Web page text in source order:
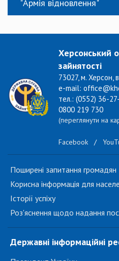
"Армія відновлення"
Херсонський
зайнятості
73027, м. Херсон,
e-mail:
тел.: (0552) 36-
0800 219 730
(переглянути на
Facebook /
Поширені запитання громадян
Корисна інформація для
Історії успіху
Роз'яснення щодо надання
Державні інформаційні